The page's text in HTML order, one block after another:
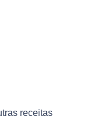
receitas